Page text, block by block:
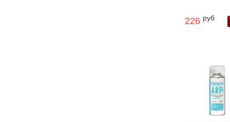
226 руб